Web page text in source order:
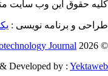
کلیه حقوق این وب سایت
طراحی و برنامه نویسی :
© 2026 CC BY-NC 4.0 |
Journal
Developed by : Yektaweb